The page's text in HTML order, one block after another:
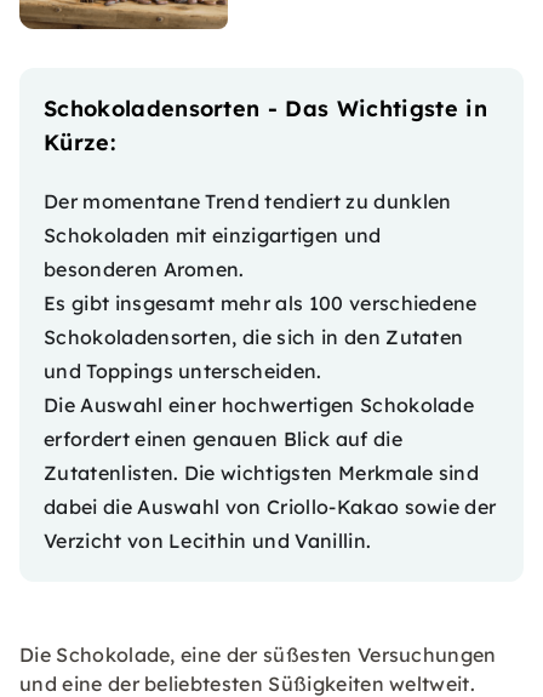
Schokoladensorten - Das Wichtigste in
Kürze:
Der momentane Trend tendiert zu dunklen
Schokoladen mit einzigartigen und
besonderen Aromen.
Es gibt insgesamt mehr als 100 verschiedene
Schokoladensorten, die sich in den Zutaten
und Toppings unterscheiden.
Die Auswahl einer hochwertigen Schokolade
erfordert einen genauen Blick auf die
Zutatenlisten. Die wichtigsten Merkmale sind
dabei die Auswahl von Criollo-Kakao sowie der
Verzicht von Lecithin und Vanillin.
Die Schokolade, eine der süßesten Versuchungen
und eine der beliebtesten Süßigkeiten weltweit.